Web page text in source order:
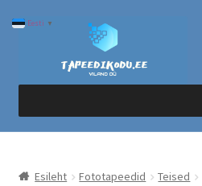
Liigu
navigeerimisele
Liigu
Esileht Fototapeedid Teised
Eesti ▼